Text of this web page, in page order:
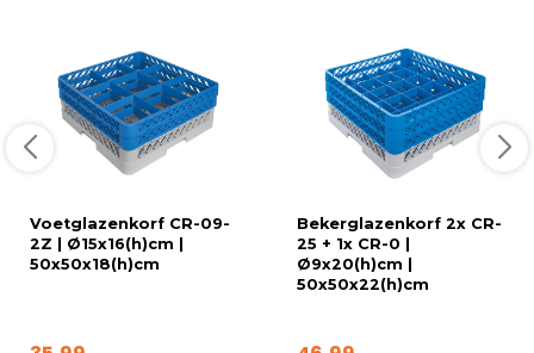
Voetglazenkorf CR-09-
2Z | Ø15x16(h)cm |
50x50x18(h)cm
Bekerglazenkorf 2x CR-
25 + 1x CR-0 |
Ø9x20(h)cm |
50x50x22(h)cm